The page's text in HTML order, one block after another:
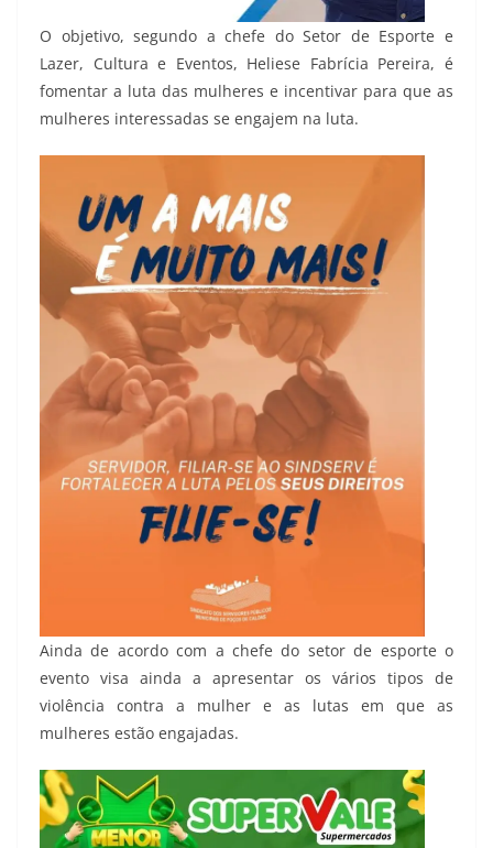
O objetivo, segundo a chefe do Setor de Esporte e
Lazer, Cultura e Eventos, Heliese Fabrícia Pereira, é
fomentar a luta das mulheres e incentivar para que as
mulheres interessadas se engajem na luta.
Ainda de acordo com a chefe do setor de esporte o
evento visa ainda a apresentar os vários tipos de
violência contra a mulher e as lutas em que as
mulheres estão engajadas.